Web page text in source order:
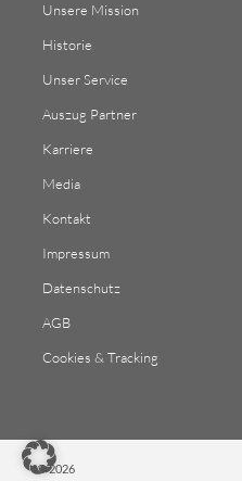
Unsere Mission
Historie
Unser Service
Auszug Partner
Karriere
Media
Kontakt
Impressum
Datenschutz
AGB
Cookies & Tracking
© 2026